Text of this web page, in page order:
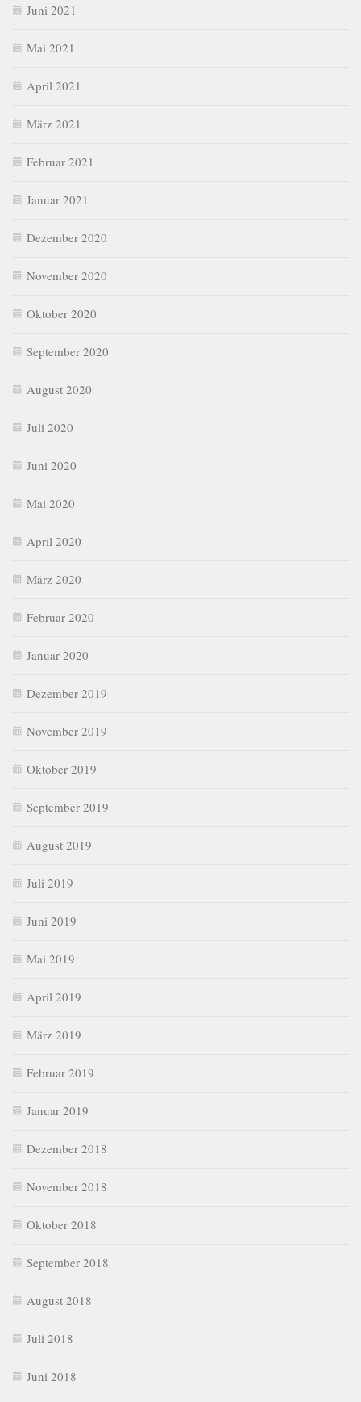
Juni 2021
Mai 2021
April 2021
März 2021
Februar 2021
Januar 2021
Dezember 2020
November 2020
Oktober 2020
September 2020
August 2020
Juli 2020
Juni 2020
Mai 2020
April 2020
März 2020
Februar 2020
Januar 2020
Dezember 2019
November 2019
Oktober 2019
September 2019
August 2019
Juli 2019
Juni 2019
Mai 2019
April 2019
März 2019
Februar 2019
Januar 2019
Dezember 2018
November 2018
Oktober 2018
September 2018
August 2018
Juli 2018
Juni 2018